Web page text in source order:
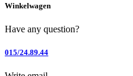
Winkelwagen
Have any question?
015/24.89.44